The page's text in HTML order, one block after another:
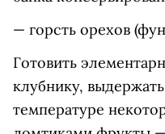
— горсть орехов
Готовить
клубнику,
температуре